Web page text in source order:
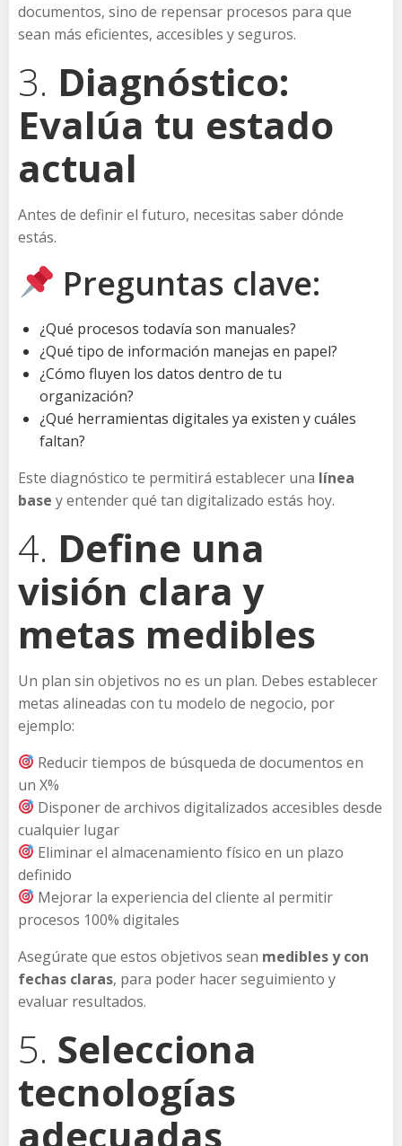
documentos, sino de repensar procesos para que
sean más eficientes, accesibles y seguros.
3. Diagnóstico:
Evalúa tu estado
actual
Antes de definir el futuro, necesitas saber dónde
estás.
Preguntas clave:
¿Qué procesos todavía son manuales?
¿Qué tipo de información manejas en papel?
¿Cómo fluyen los datos dentro de tu
organización?
¿Qué herramientas digitales ya existen y cuáles
faltan?
Este diagnóstico te permitirá establecer una línea
base y entender qué tan digitalizado estás hoy.
4. Define una
visión clara y
metas medibles
Un plan sin objetivos no es un plan. Debes establecer
metas alineadas con tu modelo de negocio, por
ejemplo:
Reducir tiempos de búsqueda de documentos en
un X%
Disponer de archivos digitalizados accesibles desde
cualquier lugar
Eliminar el almacenamiento físico en un plazo
definido
Mejorar la experiencia del cliente al permitir
procesos 100% digitales
Asegúrate que estos objetivos sean medibles y con
fechas claras, para poder hacer seguimiento y
evaluar resultados.
5. Selecciona
tecnologías
adecuadas